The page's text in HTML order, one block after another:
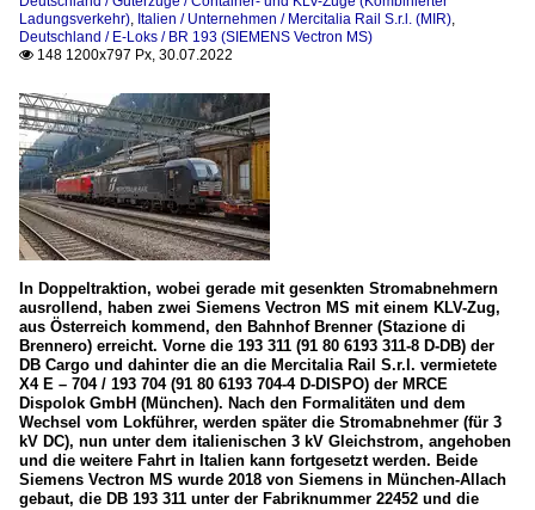
Ladungsverkehr), Italien / Unternehmen / Mercitalia Rail S.r.l. (MIR),
Deutschland / E-Loks / BR 193 (SIEMENS Vectron MS)
 148 1200x797 Px, 30.07.2022
In Doppeltraktion, wobei gerade mit gesenkten Stromabnehmern
ausrollend, haben zwei Siemens Vectron MS mit einem KLV-Zug,
aus Österreich kommend, den Bahnhof Brenner (Stazione di
Brennero) erreicht. Vorne die 193 311 (91 80 6193 311-8 D-DB) der
DB Cargo und dahinter die an die Mercitalia Rail S.r.l. vermietete
X4 E – 704 / 193 704 (91 80 6193 704-4 D-DISPO) der MRCE
Dispolok GmbH (München). Nach den Formalitäten und dem
Wechsel vom Lokführer, werden später die Stromabnehmer (für 3
kV DC), nun unter dem italienischen 3 kV Gleichstrom, angehoben
und die weitere Fahrt in Italien kann fortgesetzt werden. Beide
Siemens Vectron MS wurde 2018 von Siemens in München-Allach
gebaut, die DB 193 311 unter der Fabriknummer 22452 und die